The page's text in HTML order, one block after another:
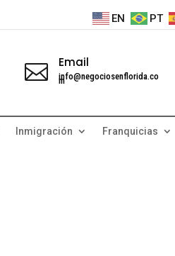
EN PT
 Email
info@negociosenflorida.co
m
Inmigración Franquicias